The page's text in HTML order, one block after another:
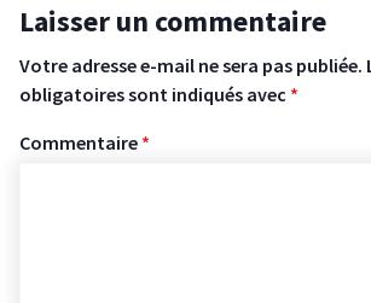
Laisser un commentaire
Votre adresse e-mail ne sera pas publiée.
obligatoires sont indiqués avec *
Commentaire *